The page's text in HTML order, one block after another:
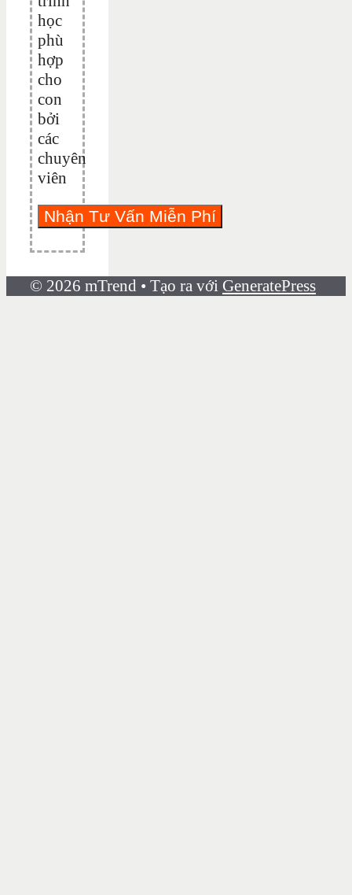
học
phù
hợp
cho
con
bởi
các
chuyên
viên
© 2026 mTrend • Tạo ra với GeneratePress